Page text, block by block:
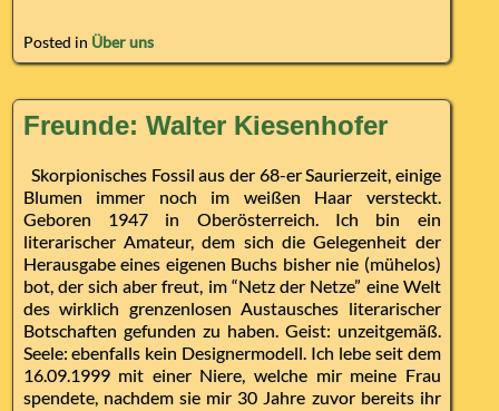
Posted in Über uns
Freunde: Walter Kiesenhofer
Skorpionisches Fossil aus der 68-er Saurierzeit, einige
Blumen immer noch im weißen Haar versteckt.
Geboren 1947 in Oberösterreich. Ich bin ein
literarischer Amateur, dem sich die Gelegenheit der
Herausgabe eines eigenen Buchs bisher nie (mühelos)
bot, der sich aber freut, im “Netz der Netze” eine Welt
des wirklich grenzenlosen Austausches literarischer
Botschaften gefunden zu haben. Geist: unzeitgemäß.
Seele: ebenfalls kein Designermodell. Ich lebe seit dem
16.09.1999 mit einer Niere, welche mir meine Frau
spendete, nachdem sie mir 30 Jahre zuvor bereits ihr